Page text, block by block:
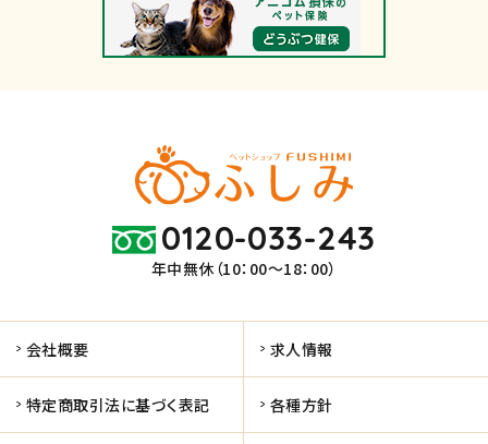
0120-033-243
年中無休（10：00～18：00）
会社概要 求人情報
特定商取引法に基づく表記 各種方針